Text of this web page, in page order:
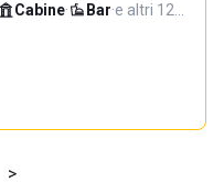
Cabine· Bar·e altri 12…
>